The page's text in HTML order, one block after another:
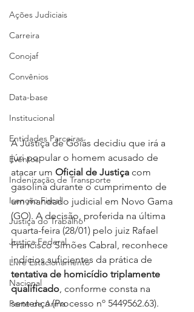
Ações Judiciais
Carreira
Conojaf
Convênios
Data-base
Institucional
Entidades Parceiras
Eventos
Indenização de Transporte
Isenção Fiscal
Justiça do Trabalho
Justiça Federal
Livre Estacionamento
Nacional
Porte de Arma
A Justiça de Goiás decidiu que irá a
júri popular o homem acusado de
atacar um Oficial de Justiça com
gasolina durante o cumprimento de
um mandado judicial em Novo Gama
(GO). A decisão, proferida na última
quarta-feira (28/01) pelo juiz Rafael
Francisco Simões Cabral, reconhece
indícios suficientes da prática de
tentativa de homicídio triplamente
qualificado, conforme consta na
sentença (Processo nº 5449562.63).